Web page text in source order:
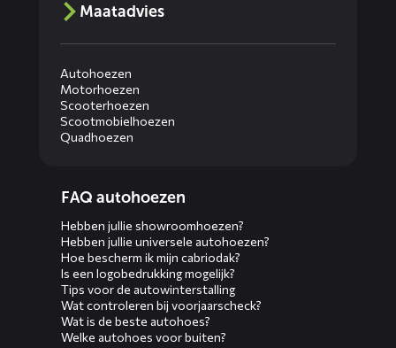
Maatadvies
Autohoezen
Motorhoezen
Scooterhoezen
Scootmobielhoezen
Quadhoezen
menusFAQ autohoezen
Hebben jullie showroomhoezen?
Hebben jullie universele autohoezen?
Hoe bescherm ik mijn cabriodak?
Is een logobedrukking mogelijk?
Tips voor de autowinterstalling
Wat controleren bij voorjaarscheck?
Wat is de beste autohoes?
Welke autohoes voor buiten?